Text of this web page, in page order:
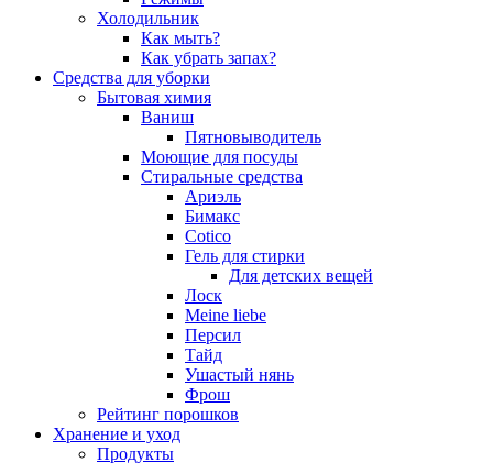
Холодильник
Как мыть?
Как убрать запах?
Средства для уборки
Бытовая химия
Ваниш
Пятновыводитель
Моющие для посуды
Стиральные средства
Ариэль
Бимакс
Cotico
Гель для стирки
Для детских вещей
Лоск
Meine liebe
Персил
Тайд
Ушастый нянь
Фрош
Рейтинг порошков
Хранение и уход
Продукты